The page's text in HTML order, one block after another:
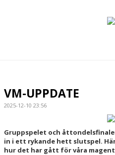
MEDLEM
HALL OF FAME
VM-UPPDATE
2025-12-10 23:56
Gruppspelet och
in i ett rykande hett slutspel.
hur det har gått för våra